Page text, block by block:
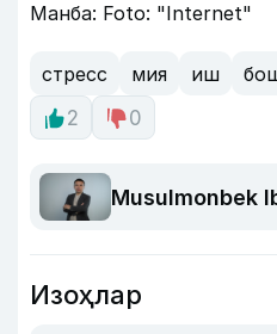
Манба: Foto: "Internet"
стресс мия иш
2
0
Musulmonbek
Изоҳлар